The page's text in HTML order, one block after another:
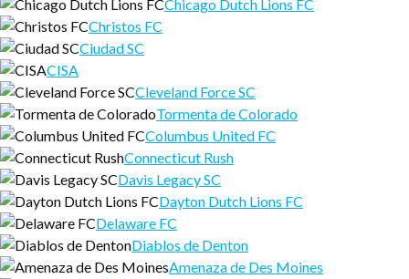
Chicago Dutch Lions FC
Christos FC
Ciudad SC
CISA
Cleveland Force SC
Tormenta de Colorado
Columbus United FC
Connecticut Rush
Davis Legacy SC
Dayton Dutch Lions FC
Delaware FC
Diablos de Denton
Amenaza de Des Moines